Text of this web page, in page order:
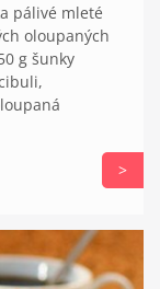
pálivé mleté
oloupaných
g šunky
>